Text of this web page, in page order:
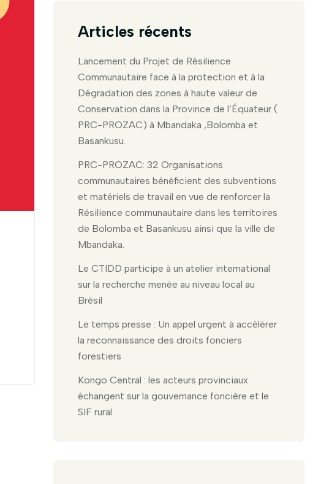
Articles récents
Lancement du Projet de Résilience
Communautaire face à la protection et à la
Dégradation des zones à haute valeur de
Conservation dans la Province de l’Équateur (
PRC-PROZAC) à Mbandaka ,Bolomba et
Basankusu.
PRC-PROZAC: 32 Organisations
communautaires bénéficient des subventions
et matériels de travail en vue de renforcer la
Résilience communautaire dans les territoires
de Bolomba et Basankusu ainsi que la ville de
Mbandaka.
Le CTIDD participe à un atelier international
sur la recherche menée au niveau local au
Brésil
Le temps presse : Un appel urgent à accélérer
la reconnaissance des droits fonciers
forestiers
Kongo Central : les acteurs provinciaux
échangent sur la gouvernance foncière et le
SIF rural